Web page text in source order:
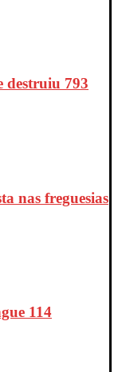
destruiu 793
nas freguesias
114